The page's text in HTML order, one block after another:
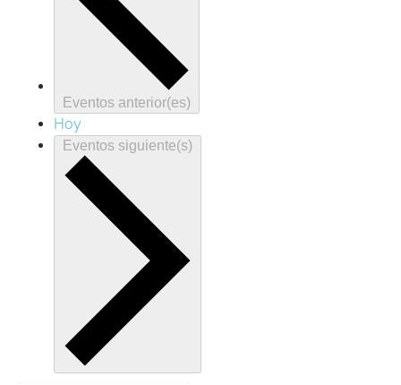
Eventos anterior(es)
Hoy
Eventos siguiente(s)